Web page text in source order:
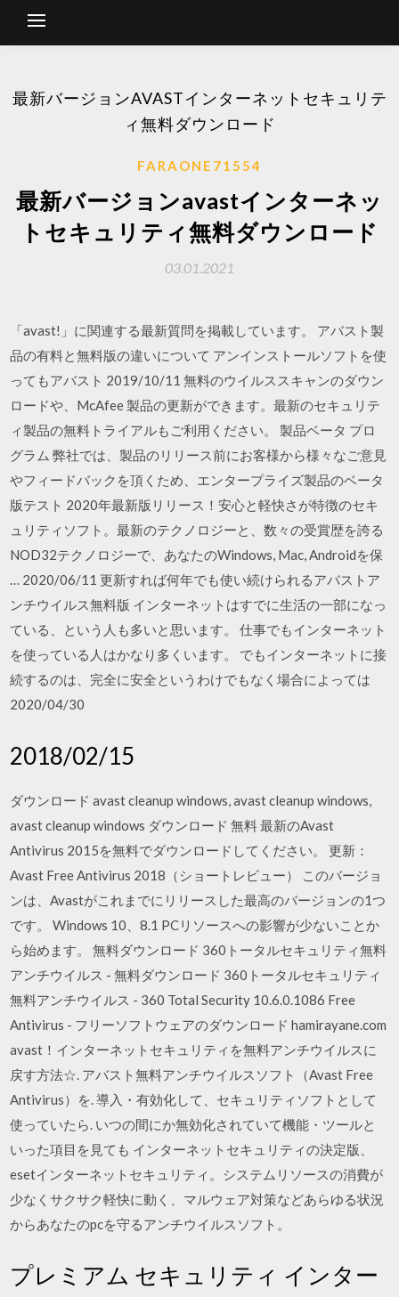
最新バージョンAVASTインターネットセキュリテ
ィ無料ダウンロード
FARAONE71554
最新バージョンavastインターネッ
トセキュリティ無料ダウンロード
03.01.2021
「avast!」に関連する最新質問を掲載しています。 アバスト製
品の有料と無料版の違いについて アンインストールソフトを使
ってもアバスト 2019/10/11 無料のウイルススキャンのダウン
ロードや、McAfee 製品の更新ができます。最新のセキュリテ
ィ製品の無料トライアルもご利用ください。 製品ベータ プロ
グラム 弊社では、製品のリリース前にお客様から様々なご意見
やフィードバックを頂くため、エンタープライズ製品のベータ
版テスト 2020年最新版リリース！安心と軽快さが特徴のセキ
ュリティソフト。最新のテクノロジーと、数々の受賞歴を誇る
NOD32テクノロジーで、あなたのWindows, Mac, Androidを保
… 2020/06/11 更新すれば何年でも使い続けられるアバストア
ンチウイルス無料版 インターネットはすでに生活の一部になっ
ている、という人も多いと思います。 仕事でもインターネット
を使っている人はかなり多くいます。 でもインターネットに接
続するのは、完全に安全というわけでもなく場合によっては
2020/04/30
2018/02/15
ダウンロード avast cleanup windows, avast cleanup windows,
avast cleanup windows ダウンロード 無料 最新のAvast
Antivirus 2015を無料でダウンロードしてください。 更新：
Avast Free Antivirus 2018（ショートレビュー） このバージョ
ンは、Avastがこれまでにリリースした最高のバージョンの1つ
です。 Windows 10、8.1 PCリソースへの影響が少ないことか
ら始めます。 無料ダウンロード 360トータルセキュリティ無料
アンチウイルス - 無料ダウンロード 360トータルセキュリティ
無料アンチウイルス - 360 Total Security 10.6.0.1086 Free
Antivirus - フリーソフトウェアのダウンロード hamirayane.com
avast！インターネットセキュリティを無料アンチウイルスに
戻す方法☆. アバスト無料アンチウイルスソフト（Avast Free
Antivirus）を. 導入・有効化して、セキュリティソフトとして
使っていたら. いつの間にか無効化されていて機能・ツールと
いった項目を見ても インターネットセキュリティの決定版、
esetインターネットセキュリティ。システムリソースの消費が
少なくサクサク軽快に動く、マルウェア対策などあらゆる状況
からあなたのpcを守るアンチウイルスソフト。
プレミアム セキュリティ インター